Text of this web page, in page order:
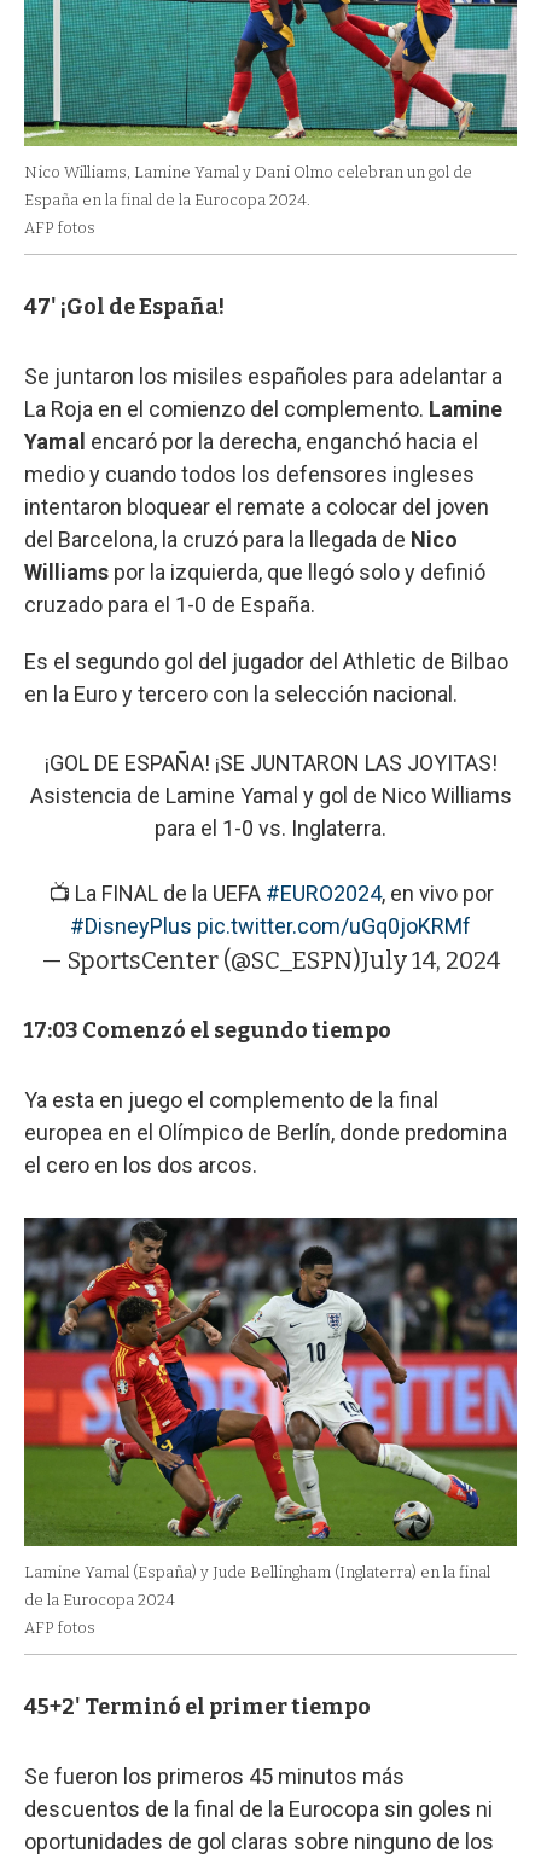
Nico Williams, Lamine Yamal y Dani Olmo celebran un gol de
España en la final de la Eurocopa 2024.
AFP fotos
47' ¡Gol de España!
Se juntaron los misiles españoles para adelantar a
La Roja en el comienzo del complemento. Lamine
Yamal encaró por la derecha, enganchó hacia el
medio y cuando todos los defensores ingleses
intentaron bloquear el remate a colocar del joven
del Barcelona, la cruzó para la llegada de Nico
Williams por la izquierda, que llegó solo y definió
cruzado para el 1-0 de España.
Es el segundo gol del jugador del Athletic de Bilbao
en la Euro y tercero con la selección nacional.
¡GOL DE ESPAÑA! ¡SE JUNTARON LAS JOYITAS!
Asistencia de Lamine Yamal y gol de Nico Williams
para el 1-0 vs. Inglaterra.
📺 La FINAL de la UEFA #EURO2024, en vivo por
#DisneyPlus pic.twitter.com/uGq0joKRMf
— SportsCenter (@SC_ESPN)July 14, 2024
17:03 Comenzó el segundo tiempo
Ya esta en juego el complemento de la final
europea en el Olímpico de Berlín, donde predomina
el cero en los dos arcos.
Lamine Yamal (España) y Jude Bellingham (Inglaterra) en la final
de la Eurocopa 2024
AFP fotos
45+2' Terminó el primer tiempo
Se fueron los primeros 45 minutos más
descuentos de la final de la Eurocopa sin goles ni
oportunidades de gol claras sobre ninguno de los